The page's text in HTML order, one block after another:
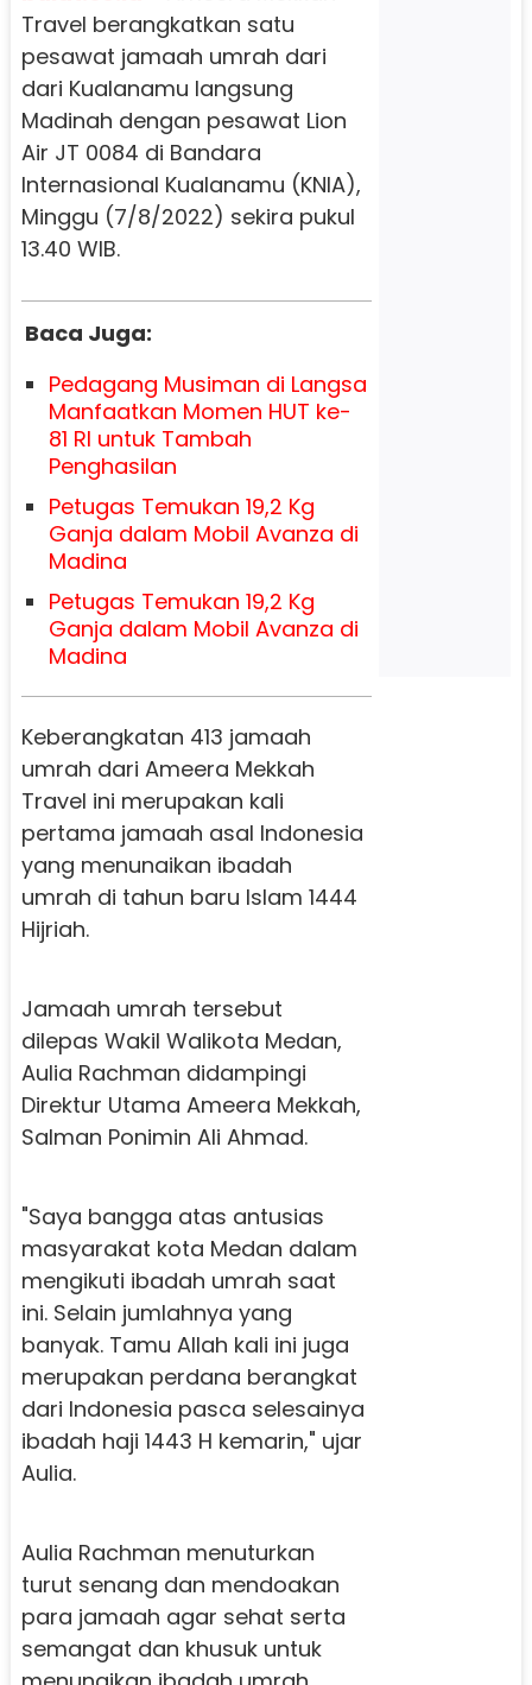
Travel berangkatkan satu
pesawat jamaah umrah dari
dari Kualanamu langsung
Madinah dengan pesawat Lion
Air JT 0084 di Bandara
Internasional Kualanamu (KNIA),
Minggu (7/8/2022) sekira pukul
13.40 WIB.
Baca Juga:
Pedagang Musiman di Langsa
Manfaatkan Momen HUT ke-
81 RI untuk Tambah
Penghasilan
Petugas Temukan 19,2 Kg
Ganja dalam Mobil Avanza di
Madina
Petugas Temukan 19,2 Kg
Ganja dalam Mobil Avanza di
Madina
Keberangkatan 413 jamaah
umrah dari Ameera Mekkah
Travel ini merupakan kali
pertama jamaah asal Indonesia
yang menunaikan ibadah
umrah di tahun baru Islam 1444
Hijriah.
Jamaah umrah tersebut
dilepas Wakil Walikota Medan,
Aulia Rachman didampingi
Direktur Utama Ameera Mekkah,
Salman Ponimin Ali Ahmad.
"Saya bangga atas antusias
masyarakat kota Medan dalam
mengikuti ibadah umrah saat
ini. Selain jumlahnya yang
banyak. Tamu Allah kali ini juga
merupakan perdana berangkat
dari Indonesia pasca selesainya
ibadah haji 1443 H kemarin," ujar
Aulia.
Aulia Rachman menuturkan
turut senang dan mendoakan
para jamaah agar sehat serta
semangat dan khusuk untuk